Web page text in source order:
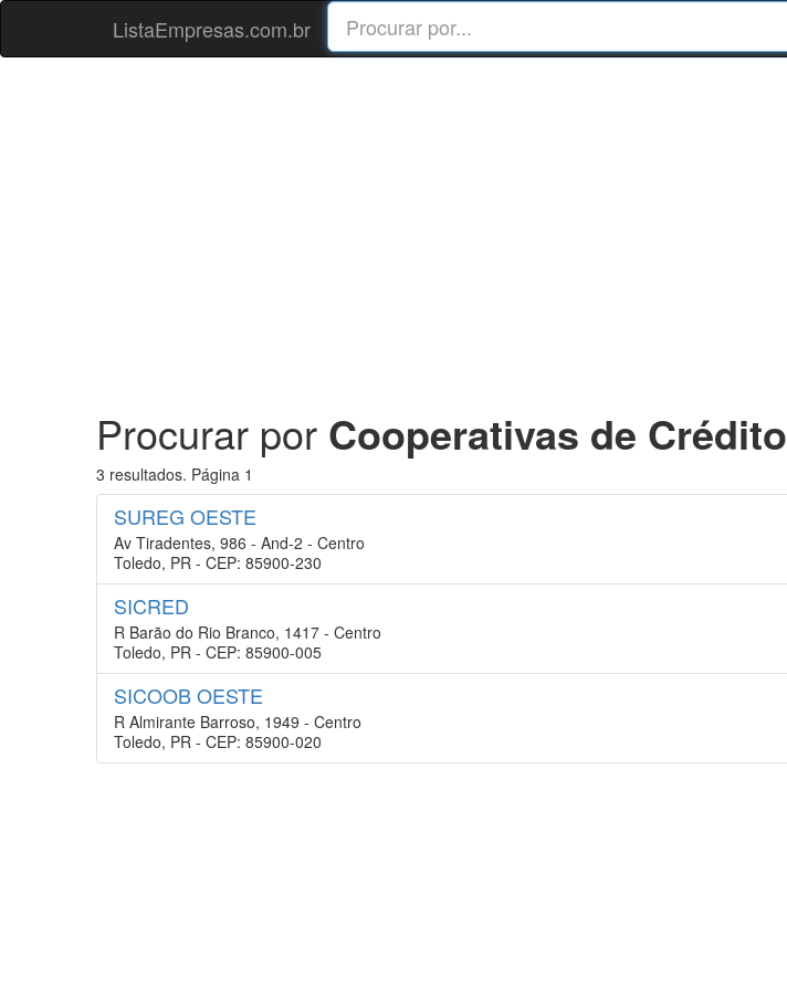
ListaEmpresas.com.br
Procurar por Cooperativas de Crédito
3 resultados. Página 1
SUREG OESTE
Av Tiradentes, 986 - And-2 - Centro
Toledo, PR - CEP: 85900-230
SICRED
R Barão do Rio Branco, 1417 - Centro
Toledo, PR - CEP: 85900-005
SICOOB OESTE
R Almirante Barroso, 1949 - Centro
Toledo, PR - CEP: 85900-020